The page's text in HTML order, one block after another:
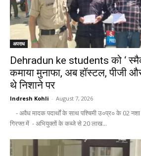
अपराध
Dehradun ke students को ‘
कमाया मुनाफा, अब हॉस्टल, पीजी
थे निशाने पर
Indresh Kohli - August 7, 2026
- अवैध मादक पदार्थों के साथ पश्चिमी उ०प्र० के 02
गिरफ्त में - अभियुक्तों के कब्जे से 20 लाख...